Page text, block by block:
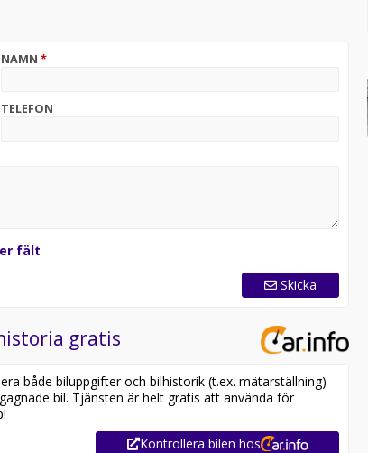
NAMN *
TELEFON
fält
Skicka
gratis
både biluppgifter och bilhistorik (t.ex. mätarställning)
bil. Tjänsten är helt gratis att använda för
Kontrollera bilen hos